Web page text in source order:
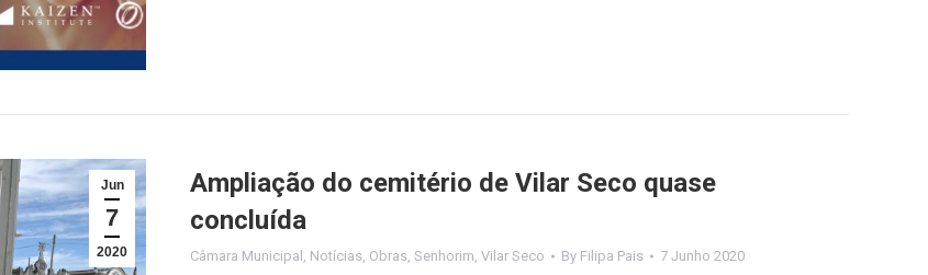
Jun
7
2020
Ampliação do cemitério de Vilar Seco quase
concluída
Câmara Municipal Notícias Obras Senhorim Vilar Seco By Filipa Pais 7 Junho 2020